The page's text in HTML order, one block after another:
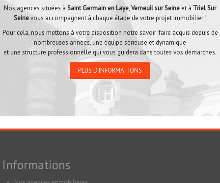
Nos agences situées à Saint Germain en Laye,Verneuil sur Seine et à Triel Sur
Seinevous accompagnent à chaque étape de votre projet immobilier !
Pour cela, nous mettons à votre disposition notre savoir-faire acquis depuis de
nombreuses années, une équipe sérieuse et dynamique
et une structure professionnelle qui vous guidera dans toutes vos démarches.
PLUS D'INFORMATIONS
Informations